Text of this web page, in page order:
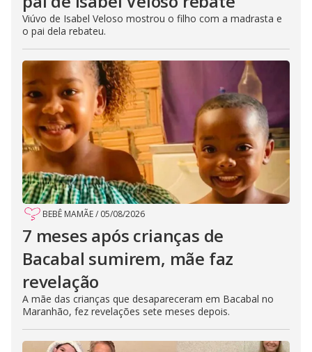
Viúvo de Isabel Veloso mostrou o filho com a madrasta e
o pai dela rebateu.
BEBÊ MAMÃE/ 05/08/2026
7 meses após crianças de
Bacabal sumirem, mãe faz
revelação
A mãe das crianças que desapareceram em Bacabal no
Maranhão, fez revelações sete meses depois.